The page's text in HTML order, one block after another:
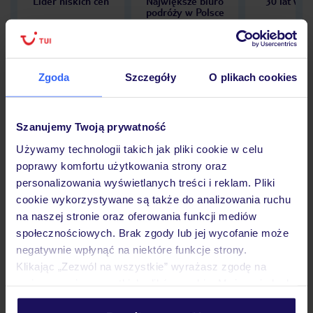
Zgoda Szczegóły O plikach cookies
Szanujemy Twoją prywatność
Używamy technologii takich jak pliki cookie w celu
poprawy komfortu użytkowania strony oraz
personalizowania wyświetlanych treści i reklam. Pliki
cookie wykorzystywane są także do analizowania ruchu
na naszej stronie oraz oferowania funkcji mediów
społecznościowych. Brak zgody lub jej wycofanie może
negatywnie wpłynąć na niektóre funkcje strony.
Klikając „Zezwól na wszystkie” wyrażasz zgodę na
personalizować swój wybór wchodząc w zakładkę
podróży w Polsce
Opinie
Pokoje
Wyżywienie